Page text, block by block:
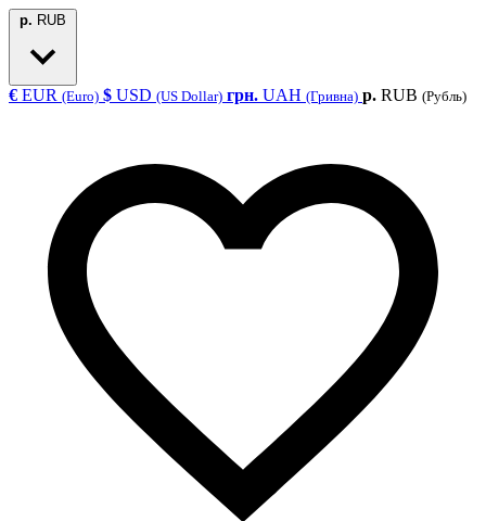
р. RUB
€ EUR (Euro) $ USD (US Dollar) грн. UAH (Гривна) р. RUB (Рубль)